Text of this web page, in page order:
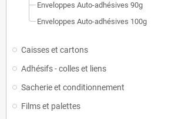
Enveloppes Auto-adhésives 90g
Enveloppes Auto-adhésives 100g
Caisses et cartons
Adhésifs - colles et liens
Sacherie et conditionnement
Films et palettes